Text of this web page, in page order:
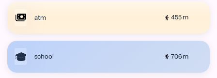
atm 455 m
school 706 m